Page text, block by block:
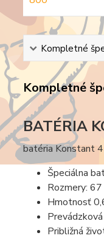
Kompletné
Kompletné
BATÉRIA
batéria Konstant
Špeciálna
Rozmery:
Hmotnosť
Približná